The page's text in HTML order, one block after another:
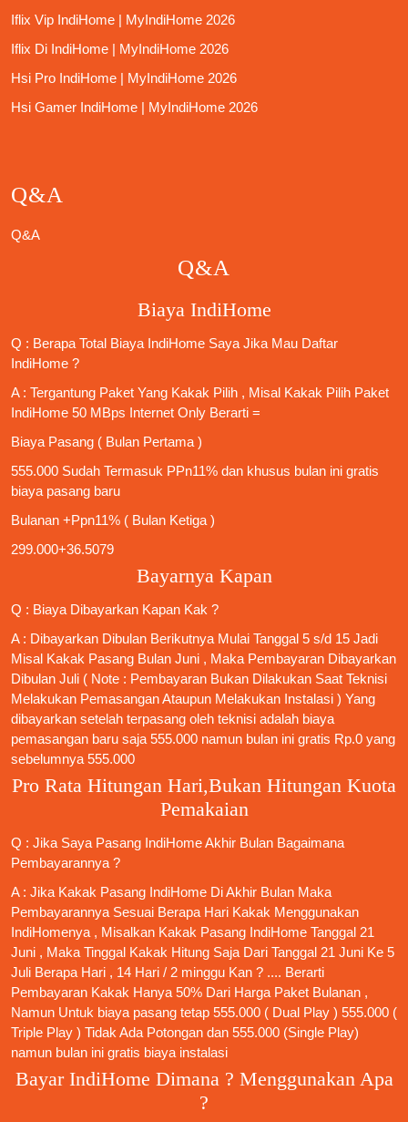
Iflix Vip IndiHome | MyIndiHome 2026
Iflix Di IndiHome | MyIndiHome 2026
Hsi Pro IndiHome | MyIndiHome 2026
Hsi Gamer IndiHome | MyIndiHome 2026
Q&A
Q&A
Q&A
Biaya IndiHome
Q : Berapa Total Biaya IndiHome Saya Jika Mau Daftar
IndiHome ?
A : Tergantung Paket Yang Kakak Pilih , Misal Kakak Pilih Paket
IndiHome 50 MBps Internet Only Berarti =
Biaya Pasang ( Bulan Pertama )
555.000 Sudah Termasuk PPn11% dan khusus bulan ini gratis
biaya pasang baru
Bulanan +Ppn11% ( Bulan Ketiga )
299.000+36.5079
Bayarnya Kapan
Q : Biaya Dibayarkan Kapan Kak ?
A : Dibayarkan Dibulan Berikutnya Mulai Tanggal 5 s/d 15 Jadi
Misal Kakak Pasang Bulan Juni , Maka Pembayaran Dibayarkan
Dibulan Juli ( Note : Pembayaran Bukan Dilakukan Saat Teknisi
Melakukan Pemasangan Ataupun Melakukan Instalasi ) Yang
dibayarkan setelah terpasang oleh teknisi adalah biaya
pemasangan baru saja 555.000 namun bulan ini gratis Rp.0 yang
sebelumnya 555.000
Pro Rata Hitungan Hari,Bukan Hitungan Kuota
Pemakaian
Q : Jika Saya Pasang IndiHomeAkhir Bulan Bagaimana
Pembayarannya ?
A : Jika Kakak Pasang IndiHome Di Akhir Bulan Maka
Pembayarannya Sesuai Berapa Hari Kakak Menggunakan
IndiHomenya , Misalkan Kakak Pasang IndiHome Tanggal 21
Juni , Maka Tinggal Kakak Hitung Saja Dari Tanggal 21 Juni Ke 5
Juli Berapa Hari , 14 Hari / 2 minggu Kan ? .... Berarti
Pembayaran Kakak Hanya 50% Dari Harga Paket Bulanan ,
Namun Untuk biaya pasang tetap 555.000 ( Dual Play ) 555.000 (
Triple Play ) Tidak Ada Potongan dan 555.000 (Single Play)
namun bulan ini gratis biaya instalasi
Bayar IndiHome Dimana ? Menggunakan Apa
?